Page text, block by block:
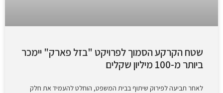
שטח הקרקע הסמוך לפרויקט "בזל פארק" יימכר
ביותר מ-100 מיליון שקלים
לאחר תביעה לפירוק שיתוף בבית המשפט, הוחלט להעמיד את חלק